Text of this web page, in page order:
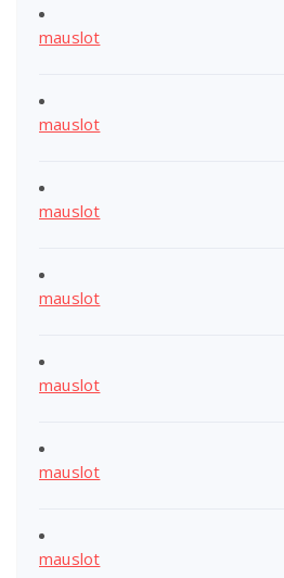
mauslot
mauslot
mauslot
mauslot
mauslot
mauslot
mauslot